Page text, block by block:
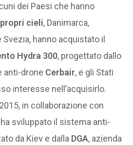
dei Paesi che hanno
cieli, Danimarca,
Svezia, hanno acquistato il
Hydra 300, progettato dallo
anti-drone Cerbair, e gli Stati
interesse nell’acquisirlo.
in collaborazione con
ha sviluppato il sistema anti-
da Kiev e dalla DGA, azienda